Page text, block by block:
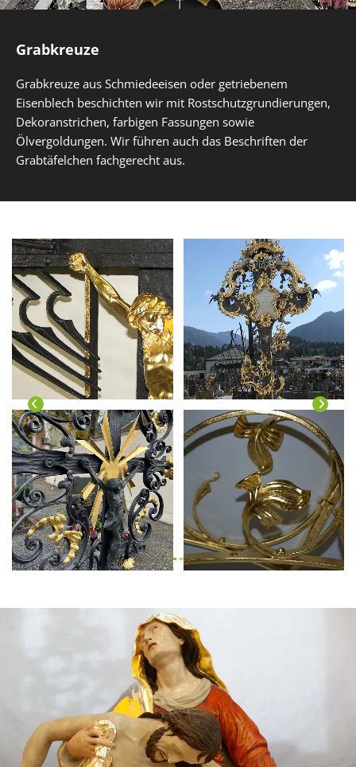
Grabkreuze
Grabkreuze aus Schmiedeeisen oder getriebenem
Eisenblech beschichten wir mit Rostschutzgrundierungen,
Dekoranstrichen, farbigen Fassungen sowie
Ölvergoldungen. Wir führen auch das Beschriften der
Grabtäfelchen fachgerecht aus.